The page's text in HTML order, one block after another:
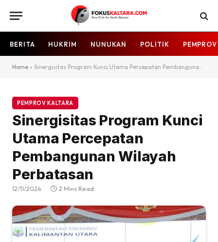
BERITA HUKRIM NUNUKAN POLITIK
Home » Sinergisitas Program Kunci Utama Percepatan Pembangunan Wilayah Perbatasan
PEMPROV KALTARA
Sinergisitas Program Kunci
Utama Percepatan
Pembangunan Wilayah
Perbatasan
12/11/2024 2 Mins Read